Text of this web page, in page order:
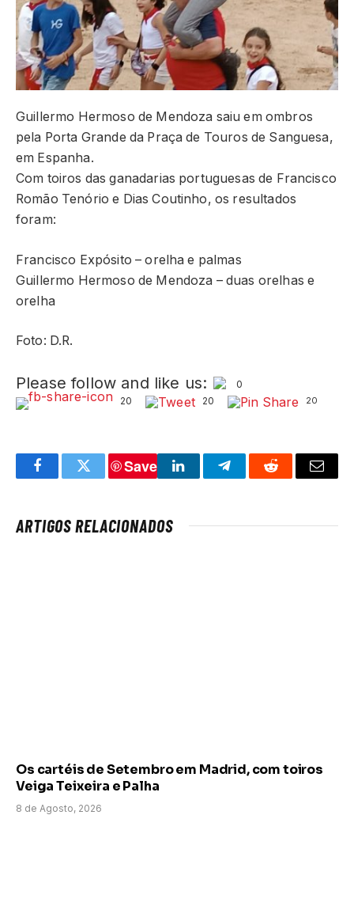
Guillermo Hermoso de Mendoza saiu em ombros
pela Porta Grande da Praça de Touros de Sanguesa,
em Espanha.
Com toiros das ganadarias portuguesas de Francisco
Romão Tenório e Dias Coutinho, os resultados
foram:
Francisco Expósito – orelha e palmas
Guillermo Hermoso de Mendoza – duas orelhas e
orelha
Foto: D.R.
Please follow and like us:
0
20
20 20
FacebookTwitter
Save
LinkedInTelegramReddit Email
ARTIGOS RELACIONADOS
Os cartéis de Setembro em Madrid, com toiros
Veiga Teixeira e Palha
8 de Agosto, 2026